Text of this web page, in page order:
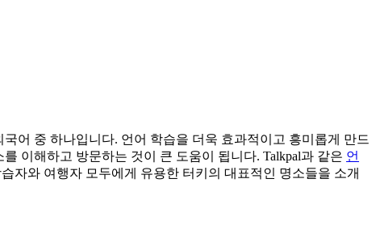
어 중 하나입니다. 언어 학습을 더욱 효과적이고 흥미롭게 만드
이해하고 방문하는 것이 큰 도움이 됩니다. Talkpal과 같은 언
자와 여행자 모두에게 유용한 터키의 대표적인 명소들을 소개